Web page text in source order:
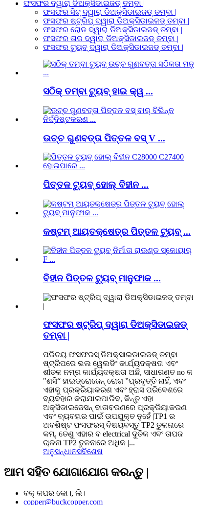
ଫସଫର ଦ୍ୱାରା ଡିଅକ୍ସିଡାଇଜଡ୍ ତମ୍ବା |
ଫସଫର ସିଟ୍ ଦ୍ୱାରା ଡିଅକ୍ସିଡାଇଜଡ୍ ତମ୍ବା |
ଫସଫର ଷ୍ଟ୍ରିପ୍ ଦ୍ୱାରା ଡିଅକ୍ସିଡାଇଜଡ୍ ତମ୍ବା |
ଫସଫର ରୋଡ ଦ୍ୱାରା ଡିଅକ୍ସିଡାଇଜଡ୍ ତମ୍ବା |
ଫସଫର ତାର ଦ୍ୱାରା ଡିଅକ୍ସିଡାଇଜଡ୍ ତମ୍ବା |
ଫସଫର ଟ୍ୟୁବ୍ ଦ୍ୱାରା ଡିଅକ୍ସିଡାଇଜଡ୍ ତମ୍ବା |
ସଠିକ୍ ତମ୍ବା ଟ୍ୟୁବ୍ ହାଇ କ୍ୱ ...
ଉଚ୍ଚ ଗୁଣବତ୍ତା ପିତ୍ତଳ ବସ୍ V ...
ପିତ୍ତଳ ଟ୍ୟୁବ୍ ହୋଲ୍ ବିହୀନ ...
କଷ୍ଟମ୍ ଆୟତକ୍ଷେତ୍ର ପିତ୍ତଳ ଟ୍ୟୁବ୍ ...
ବିହୀନ ପିତ୍ତଳ ଟ୍ୟୁବ୍ ମାନୁଫାକ ...
ଫସଫର ଷ୍ଟ୍ରିପ୍ ଦ୍ୱାରା ଡିଅକ୍ସିଡାଇଜଡ୍
ତମ୍ବା |
ପରିଚୟ ଫସଫରସ୍ ଡିଅକ୍ସାଇଡାଇଜଡ୍ ତମ୍ବା
ଷ୍ଟ୍ରିପରେ ଭଲ ୱେଲଡିଂ କାର୍ଯ୍ୟଦକ୍ଷତା ଏବଂ
ଶୀତଳ ନମ୍ର କାର୍ଯ୍ୟଦକ୍ଷତା ଅଛି, ସାଧାରଣତ no କ
"ଣସି“ ହାଇଡ୍ରୋଜେନ୍ ରୋଗ ”ପ୍ରବୃତ୍ତି ନାହିଁ, ଏବଂ
ଏହାକୁ ପ୍ରକ୍ରିୟାକରଣ ଏବଂ ହ୍ରାସ ପରିବେଶରେ
ବ୍ୟବହାର କରାଯାଇପାରିବ, କିନ୍ତୁ ଏହା
ଅକ୍ସିଡାଇଜେସନ୍ ବାତାବରଣରେ ପ୍ରକ୍ରିୟାକରଣ
ଏବଂ ବ୍ୟବହାର ପାଇଁ ଉପଯୁକ୍ତ ନୁହେଁ |TP1 ର
ଅବଶିଷ୍ଟ ଫସଫରସ୍ ବିଷୟବସ୍ତୁ TP2 ତୁଳନାରେ
କମ୍, ତେଣୁ ଏହାର ବ electrical ଦୁତିକ ଏବଂ ତାପଜ
ଚାଳନା TP2 ତୁଳନାରେ ଅଧିକ |...
ଅନୁସନ୍ଧାନସବିଶେଷ
ଆମ ସହିତ ଯୋଗାଯୋଗ କରନ୍ତୁ |
ବକ୍ କପର କୋ।, ଲି।
copper@buckcopper.com